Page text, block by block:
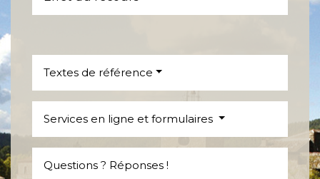
Textes de référence
Services en ligne et formulaires
Questions ? Réponses !